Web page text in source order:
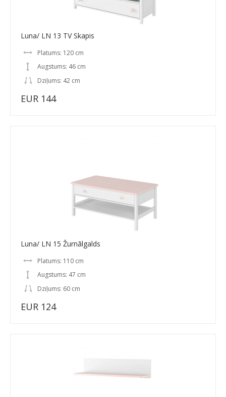
Luna/ LN 13 TV Skapis
Platums: 120 cm
Augstums: 46 cm
Dziļums: 42 cm
EUR 144
Luna/ LN 15 Žurnālgalds
Platums: 110 cm
Augstums: 47 cm
Dziļums: 60 cm
EUR 124